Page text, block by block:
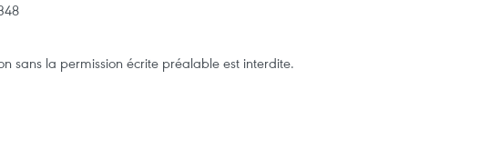
sans la permission écrite préalable est interdite.